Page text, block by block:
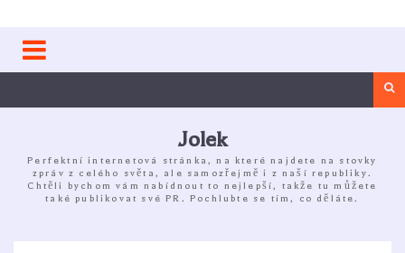
to
content
Jolek
Perfektní internetová stránka, na které najdete na stovky
zpráv z celého světa, ale samozřejmě i z naší republiky.
Chtěli bychom vám nabídnout to nejlepší, takže tu můžete
také publikovat své PR. Pochlubte se tím, co děláte.